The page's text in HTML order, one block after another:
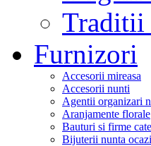
Traditii
Furnizori
Accesorii mireasa
Accesorii nunti
Agentii organizari
Aranjamente florale
Bauturi si firme
Bijuterii nunta